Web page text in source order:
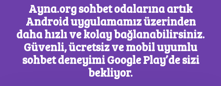
Ayna.org sohbet odalarına artık
Android uygulamamız üzerinden
daha hızlı ve kolay bağlanabilirsiniz.
Güvenli, ücretsiz ve mobil uyumlu
sohbet deneyimi Google Play’de sizi
bekliyor.